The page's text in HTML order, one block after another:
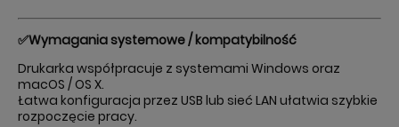
✅Wymagania systemowe / kompatybilność
Drukarka współpracuje z systemami Windows oraz
macOS / OS X.
Łatwa konfiguracja przez USB lub sieć LAN ułatwia szybkie
rozpoczęcie pracy.